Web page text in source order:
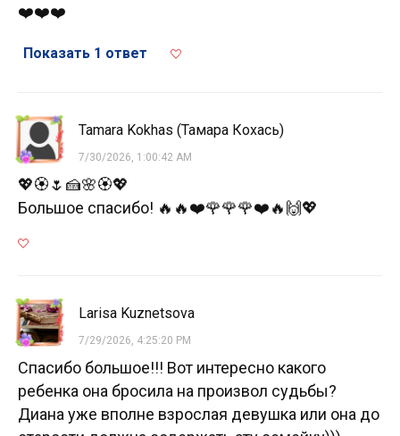
❤️❤️❤️
Показать 1 ответ
Tamara Kokhas (Тамара Кохась)
7/30/2026, 1:00:42 AM
💖🏵️🌷🍰🌸🏵️💖
Большое спасибо! 🔥🔥❤️🌹🌹🌹❤️🔥🙌💖
Larisa Kuznetsova
7/29/2026, 4:25:20 PM
Спасибо большое!!! Вот интересно какого
ребенка она бросила на произвол судьбы?
Диана уже вполне взрослая девушка или она до